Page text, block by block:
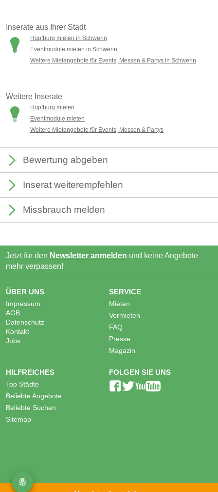
Inserate aus Ihrer Stadt
Hüpfburg mieten in Schwerin
Eventmodule mieten in Schwerin
Weitere Mietangebote für Events, Messen & Partys in Schwerin
Weitere Inserate
Hüpfburg mieten
Eventmodule mieten
Weitere Mietangebote für Events, Messen & Partys
Bewertung abgeben
Inserat weiterempfehlen
Missbrauch melden
Jetzt für den Newsletter anmelden und keine Angebote
mehr verpassen!
ÜBER UNS
Impressum
AGB
Datenschutz
Kontakt
Jobs
SERVICE
Mieten
Vermieten
FAQ
Presse
Magazin
HILFREICHES
Top Städte
Beliebte Angebote
Beliebte Suchen
Sitemap
FOLGEN SIE UNS